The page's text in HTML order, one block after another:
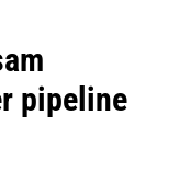
pipeline